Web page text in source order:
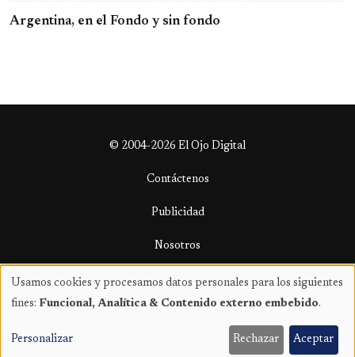
Argentina, en el Fondo y sin fondo
© 2004-2026 El Ojo Digital
Contáctenos
Publicidad
Nosotros
Términos y condiciones
Uso
datos
Usamos cookies y procesamos datos personales para los siguientes
fines: Funcional, Analítica & Contenido externo embebido.
Personalizar Rechazar Aceptar